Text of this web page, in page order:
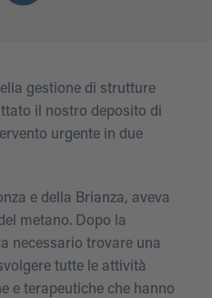
gestione di strutture
il nostro deposito di
urgente in due
e della Brianza, aveva
metano. Dopo la
necessario trovare una
tutte le attività
e terapeutiche che hanno